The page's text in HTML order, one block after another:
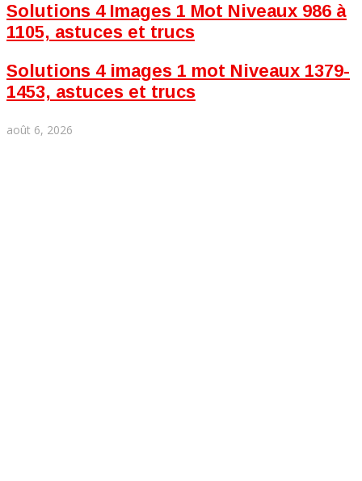
Solutions 4 Images 1 Mot Niveaux 986 à
1105, astuces et trucs
Solutions 4 images 1 mot Niveaux 1379-
1453, astuces et trucs
août 6, 2026